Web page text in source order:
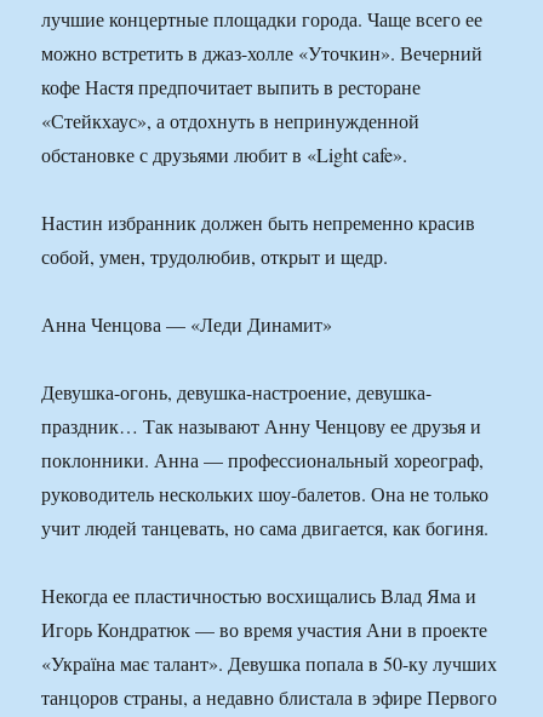
лучшие концертные площадки города. Чаще всего ее
можно встретить в джаз-холле «Уточкин». Вечерний
кофе Настя предпочитает выпить в ресторане
«Стейкхаус», а отдохнуть в непринужденной
обстановке с друзьями любит в «Light cafe».
Настин избранник должен быть непременно красив
собой, умен, трудолюбив, открыт и щедр.
Анна Ченцова — «Леди Динамит»
Девушка-огонь, девушка-настроение, девушка-
праздник… Так называют Анну Ченцову ее друзья и
поклонники. Анна — профессиональный хореограф,
руководитель нескольких шоу-балетов. Она не только
учит людей танцевать, но сама двигается, как богиня.
Некогда ее пластичностью восхищались Влад Яма и
Игорь Кондратюк — во время участия Ани в проекте
«Україна має талант». Девушка попала в 50-ку лучших
танцоров страны, а недавно блистала в эфире Первого